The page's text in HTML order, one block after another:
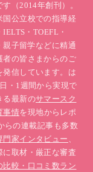
（2014年創刊）。
公立校での指導経
・TOEFL・
子留学などに精通
者の皆さまからのご
信しています。は
・1週間から実現で
る最新のサマースク
事情を現地からレポ
らの連載記事も多数
門家インタビュー 、
取材・厳正な審査
較・口コミ数ラン